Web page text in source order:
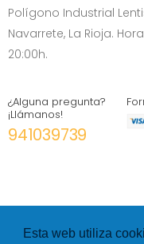
Esta web utiliza
Polígono Industrial
Navarrete, La Rioja.
20:00h.
¿Alguna pregunta?
¡Llámanos!
941039739
Hexer- All rights